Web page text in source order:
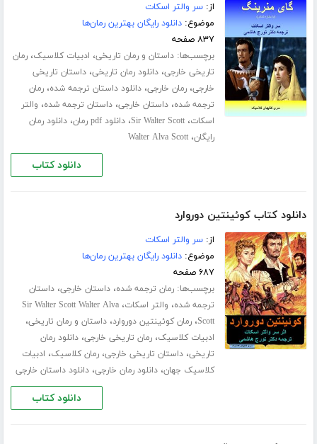
از:سر والتر اسکات
موضوع:دانلود رایگان بهترین رمان‌ها
۸۳۷ صفحه
برچسب‌ها:داستان و رمان تاریخی، ادبیات کلاسیک،رمان
تاریخی خارجی،دانلود رمان تاریخی،داستان تاریخی
خارجی،رمان خارجی،دانلود داستان ترجمه شده،رمان
ترجمه شده،داستان خارجی،داستان ترجمه شده، والتر
اسکات،Sir Walter Scott،دانلود pdf رمان ،دانلود رمان
رایگان،Walter Alva Scott
دانلود کتاب
دانلود کتاب کوئینتین دوروارد
از:سر والتر اسکات
موضوع:دانلود رایگان بهترین رمان‌ها
۶۸۷ صفحه
برچسب‌ها:رمان ترجمه شده،داستان خارجی،داستان
ترجمه شده، والتر اسکات،Sir Walter Scott Walter Alva
Scott،رمان کوئینتین دوروارد،داستان و رمان تاریخی،
ادبیات کلاسیک،رمان تاریخی خارجی،دانلود رمان
تاریخی،داستان تاریخی خارجی،رمان کلاسیک، ادبیات
کلاسیک جهان،دانلود رمان خارجی،دانلود داستان خارجی
دانلود کتاب